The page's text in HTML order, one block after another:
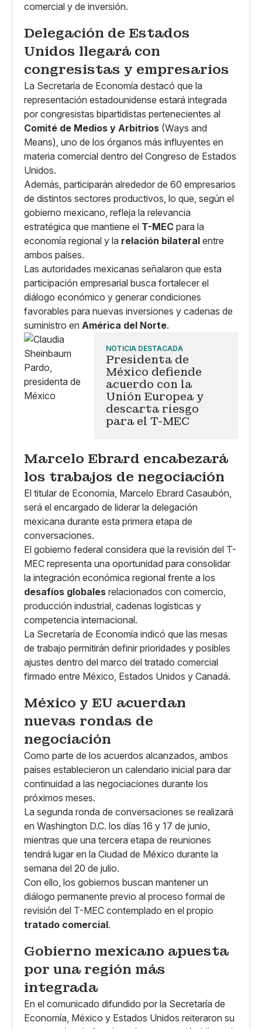
comercial y de inversión.
Delegación de Estados
Unidos llegará con
congresistas y empresarios
La Secretaría de Economía destacó que la
representación estadounidense estará integrada
por congresistas bipartidistas pertenecientes al
Comité de Medios y Arbitrios (Ways and
Means), uno de los órganos más influyentes en
materia comercial dentro del Congreso de Estados
Unidos.
Además, participarán alrededor de 60 empresarios
de distintos sectores productivos, lo que, según el
gobierno mexicano, refleja la relevancia
estratégica que mantiene el T-MEC para la
economía regional y la relación bilateral entre
ambos países.
Las autoridades mexicanas señalaron que esta
participación empresarial busca fortalecer el
diálogo económico y generar condiciones
favorables para nuevas inversiones y cadenas de
suministro en América del Norte.
NOTICIA DESTACADA
Presidenta de
México defiende
acuerdo con la
Unión Europea y
descarta riesgo
para el T-MEC
Marcelo Ebrard encabezará
los trabajos de negociación
El titular de Economía, Marcelo Ebrard Casaubón,
será el encargado de liderar la delegación
mexicana durante esta primera etapa de
conversaciones.
El gobierno federal considera que la revisión del T-
MEC representa una oportunidad para consolidar
la integración económica regional frente a los
desafíos globales relacionados con comercio,
producción industrial, cadenas logísticas y
competencia internacional.
La Secretaría de Economía indicó que las mesas
de trabajo permitirán definir prioridades y posibles
ajustes dentro del marco del tratado comercial
firmado entre México, Estados Unidos y Canadá.
México y EU acuerdan
nuevas rondas de
negociación
Como parte de los acuerdos alcanzados, ambos
países establecieron un calendario inicial para dar
continuidad a las negociaciones durante los
próximos meses.
La segunda ronda de conversaciones se realizará
en Washington D.C. los días 16 y 17 de junio,
mientras que una tercera etapa de reuniones
tendrá lugar en la Ciudad de México durante la
semana del 20 de julio.
Con ello, los gobiernos buscan mantener un
diálogo permanente previo al proceso formal de
revisión del T-MEC contemplado en el propio
tratado comercial.
Gobierno mexicano apuesta
por una región más
integrada
En el comunicado difundido por la Secretaría de
Economía, México y Estados Unidos reiteraron su